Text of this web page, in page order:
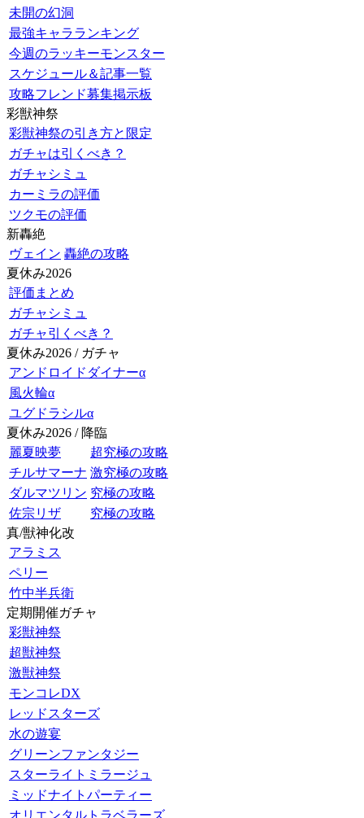
未開の幻洞
最強キャラランキング
今週のラッキーモンスター
スケジュール＆記事一覧
攻略フレンド募集掲示板
彩獣神祭
彩獣神祭の引き方と限定
ガチャは引くべき？
ガチャシミュ
カーミラの評価
ツクモの評価
新轟絶
ヴェイン 轟絶の攻略
夏休み2026
評価まとめ
ガチャシミュ
ガチャ引くべき？
夏休み2026 / ガチャ
アンドロイドダイナーα
風火輪α
ユグドラシルα
夏休み2026 / 降臨
麗夏映夢
超究極の攻略
チルサマーナ 激究極の攻略
ダルマツリン 究極の攻略
佐宗リザ
究極の攻略
真/獣神化改
アラミス
ペリー
竹中半兵衛
定期開催ガチャ
彩獣神祭
超獣神祭
激獣神祭
モンコレDX
レッドスターズ
水の遊宴
グリーンファンタジー
スターライトミラージュ
ミッドナイトパーティー
オリエンタルトラベラーズ